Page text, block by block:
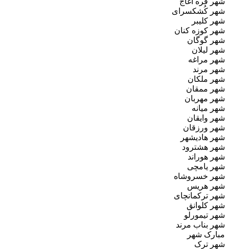
شهر کُشکسرای
شهر کلیبر
شهر کوزه‌ کنان
شهر گوگان
شهر لیلان
شهر مراغه
شهر مرند
شهر ملکان
شهر ممقان
شهر مهربان
شهر میانه
شهر وایقان
شهر ورزقان
شهر هادیشهر
شهر هشترود
شهر هوراند
شهر یامچی
شهر خسروشاه
شهر هریس
شهر ترکمانچای
شهر کلوانق
شهر تیمورلو
شهر بناب مرند
مبارک‌ شهر
شهر ترک